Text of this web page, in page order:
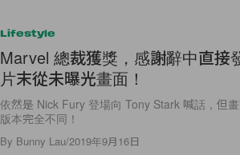
Lifestyle
Marvel 總裁獲獎，感謝辭中直接
片末從未曝光畫面！
依然是 Nick Fury 登場向 Tony Stark 喊話，但
版本完全不同！
By Bunny Lau/2019年9月16日